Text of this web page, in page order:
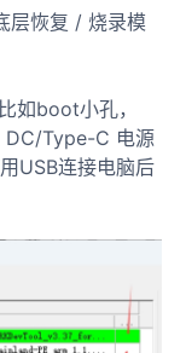
层恢复 / 烧录模
如boot小孔，
DC/Type-C 电源
USB连接电脑后